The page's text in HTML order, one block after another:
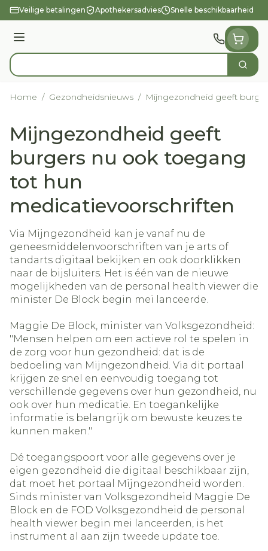
Ga naar de inhoud
Veilige betalingen Apothekersadvies Snelle beschikbaarheid
Menu
Product, merk, categorie... Zoek
Home / Gezondheidsnieuws / Mijngezondheid geeft
Mijngezondheid geeft
burgers nu ook toegang
tot hun
medicatievoorschriften
Via Mijngezondheid kan je vanaf nu de
geneesmiddelenvoorschriften van je arts of
tandarts digitaal bekijken en ook doorklikken
naar de bijsluiters. Het is één van de nieuwe
mogelijkheden van de personal health viewer die
minister De Block begin mei lanceerde.
Maggie De Block, minister van Volksgezondheid:
"Mensen helpen om een actieve rol te spelen in
de zorg voor hun gezondheid: dat is de
bedoeling van Mijngezondheid. Via dit portaal
krijgen ze snel en eenvoudig toegang tot
verschillende gegevens over hun gezondheid, nu
ook over hun medicatie. En toegankelijke
informatie is belangrijk om bewuste keuzes te
kunnen maken."
Dé toegangspoort voor alle gegevens over je
eigen gezondheid die digitaal beschikbaar zijn,
dat moet het portaal Mijngezondheid worden.
Sinds minister van Volksgezondheid Maggie De
Block en de FOD Volksgezondheid de personal
health viewer begin mei lanceerden, is het
instrument al aan zijn tweede update toe.